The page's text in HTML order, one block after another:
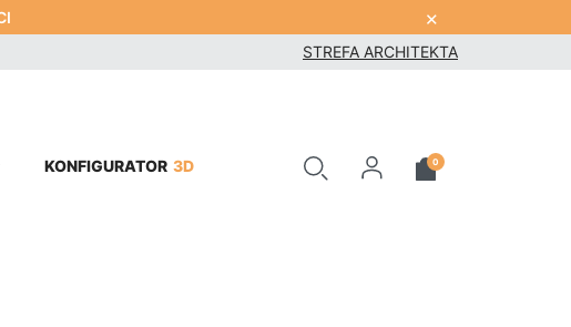
×
STREFA ARCHITEKTA
KONFIGURATOR 3D 0